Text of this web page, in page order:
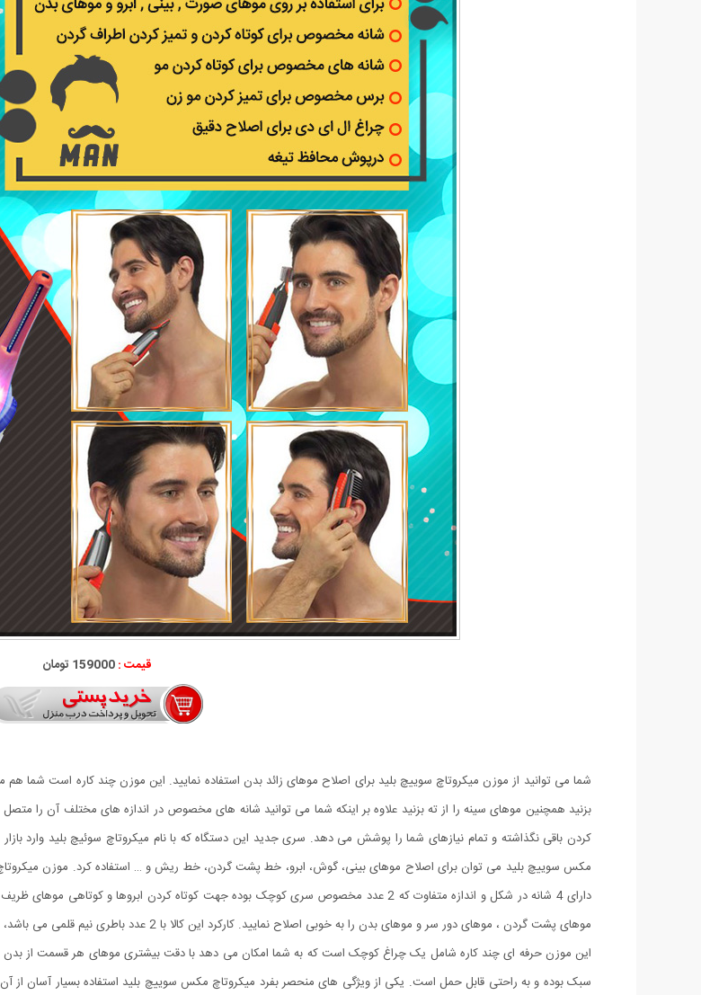
قیمت :159000 تومان
شما می توانید از موزن میکروتاچ سوییچ بلید برای اصلاح موهای زائد بدن استفاده نمایید. این موزن چند کاره است شما
بزنید همچنین موهای سینه را از ته بزنید علاوه بر اینکه شما می توانید شانه های مخصوص در اندازه های مختلف آن را
کردن باقی نگذاشته و تمام نیازهای شما را پوشش می دهد. سری جدید این دستگاه که با نام میکروتاچ سوئیچ بلید وارد
موهای پشت گردن ، موهای دور سر و موهای بدن را به خوبی اصلاح نمایید. کارکرد این کالا با 2 عدد باطری نیم قلمی می باشد، یک وسیله مناسب برای مسافرت و یا استفاده در محیط کار، حتی اتومبیل است.
این موزن حرفه ای چند کاره شامل یک چراغ کوچک است که به شما امکان می دهد با دقت بیشتری موهای هر قسمت از بدن
سبک بوده و به راحتی قابل حمل است. یکی از ویژگی های منحصر بفرد میکروتاچ مکس سوییچ بلید استفاده بسیار آسان از